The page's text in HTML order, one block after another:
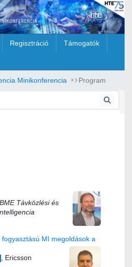
Regisztráció Támogatók
Minikonferencia Program
BME Távközlési és
MI megoldások a
, Ericsson